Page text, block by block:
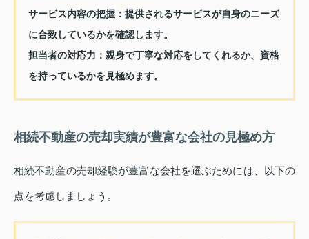
サービス内容の把握：提供されるサービスが自身のニーズ
に合致しているかを確認します。
担当者の対応力 ：親身で丁寧な対応をしてくれるか、資格
を持っているかを見極めます。
相続不動産の売却実績が豊富な会社の見極め方
相続不動産の売却経験が豊富な会社を選ぶためには、以下の
点を考慮しましょう。